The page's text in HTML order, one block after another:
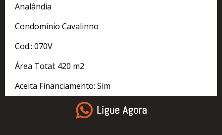
Analândia
Condomínio Cavalinno
Cod.: 070V
Área Total: 420 m2
Aceita Financiamento: Sim